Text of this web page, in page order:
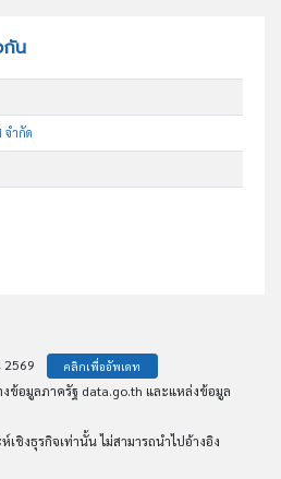
กัน
จำกัด
2569
คลิกเพื่ออัพเดท
ข้อมูลภาครัฐ data.go.th และแหล่งข้อมูล
เชิงธุรกิจเท่านั้น ไม่สามารถนำไปอ้างอิง